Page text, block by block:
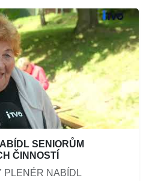
SENIORŮM
ČINNOSTÍ
PLENÉR NABÍDL